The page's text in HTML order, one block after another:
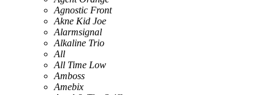
Agnostic Front
Akne Kid Joe
Alarmsignal
Alkaline Trio
All
All Time Low
Amboss
Amebix